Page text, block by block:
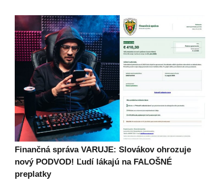
Finančná správa VARUJE: Slovákov ohrozuje
nový PODVOD! Ľudí lákajú na FALOŠNÉ
preplatky